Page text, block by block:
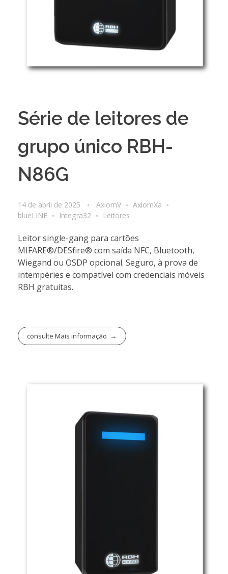
Série de leitores de
grupo único RBH-
N86G
14 de abril de 2025 AxiomV
AxiomXa
blueLINE
Integra32 Leitores
Leitor single-gang para cartões
MIFARE®/DESfire® com saída NFC, Bluetooth,
Wiegand ou OSDP opcional. Seguro, à prova de
intempéries e compatível com credenciais móveis
RBH gratuitas.
consulte Mais informação